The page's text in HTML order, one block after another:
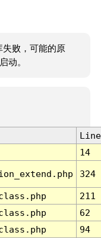
失败，可能的原
动。
Line
14
324
211
62
94